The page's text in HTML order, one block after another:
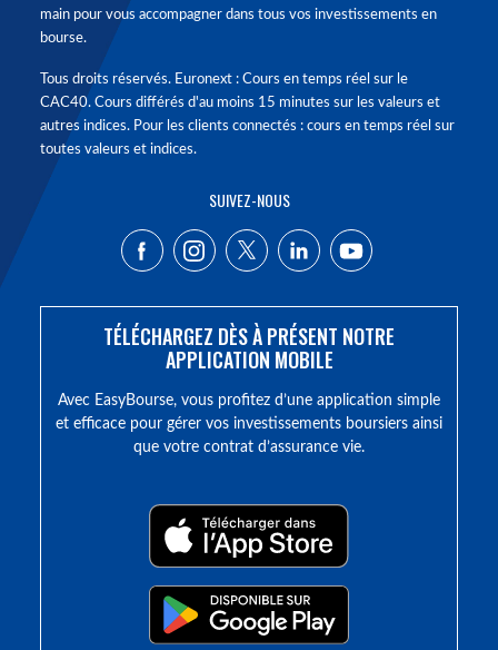
main pour vous accompagner dans tous vos investissements en
bourse.
Tous droits réservés. Euronext : Cours en temps réel sur le
CAC40. Cours différés d'au moins 15 minutes sur les valeurs et
autres indices. Pour les clients connectés : cours en temps réel sur
toutes valeurs et indices.
SUIVEZ-NOUS
TÉLÉCHARGEZ DÈS À PRÉSENT NOTRE
APPLICATION MOBILE
Avec EasyBourse, vous profitez d’une application simple
et efficace pour gérer vos investissements boursiers ainsi
que votre contrat d’assurance vie.